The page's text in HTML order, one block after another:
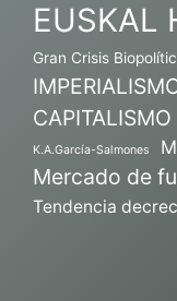
EUSKAL
Gran Crisis
CAPITALISMO
K.A.García-Salmones
Mercado de
Tendencia